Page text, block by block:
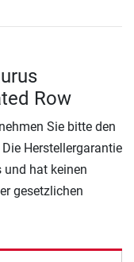
Row
Sie bitte den
Herstellergarantie
und hat keinen
gesetzlichen